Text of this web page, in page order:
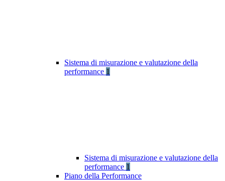
Sistema di misurazione e valutazione della
performance 1
Sistema di misurazione e valutazione della
performance 1
Piano della Performance